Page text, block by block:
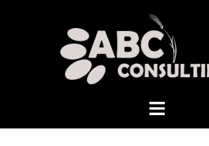
Toggle